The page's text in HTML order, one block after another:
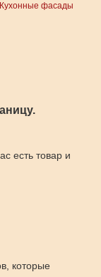
Кухонные фасады
есть товар и
которые